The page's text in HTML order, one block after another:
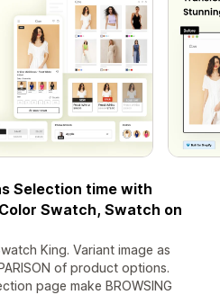
Selection time with
Swatch, Swatch on
King. Variant image as
of product options.
page make BROWSING